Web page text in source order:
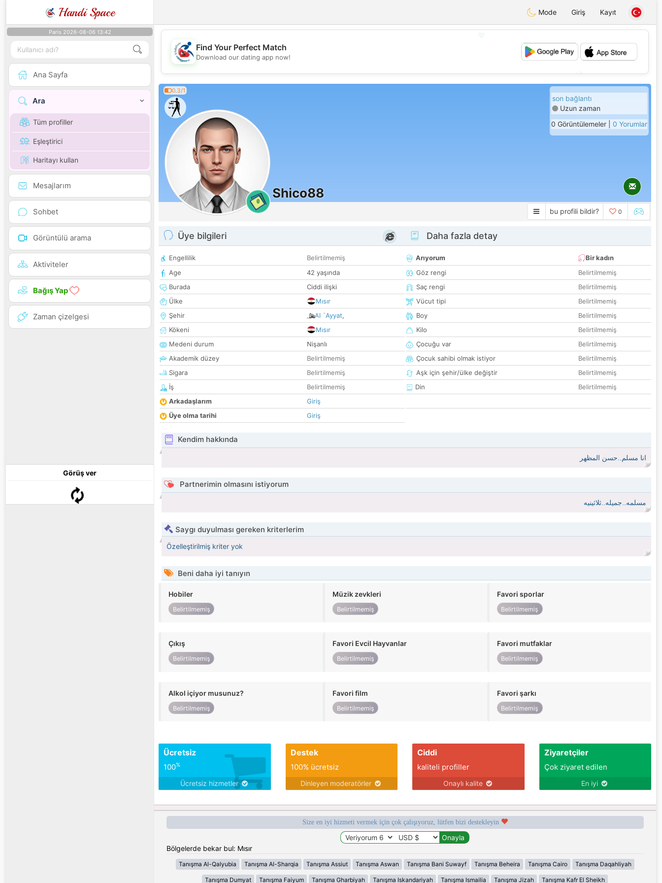
Handi Space Mode Giriş Kayıt
Paris 2026-08-06 13:42
Ana Sayfa
Ara
Tüm profiller
Eşleştirici
Haritayı kullan
Mesajlarım
Sohbet
Görüntülü arama
Aktiviteler
Bağış Yap
Zaman çizelgesi
Görüş ver
💖
💕
Find Your Perfect Match
Download our dating app now!
0.3/1
0
Shico88
son bağlantı
Uzun zaman
0 Görüntülemeler | 0 Yorumlar
bu profili bildir? 0
Üye bilgileri
Engellilik
Belirtilmemiş
Age
42 yaşında
Burada
Ciddi ilişki
Ülke
Mısır
Şehir
Al `Ayyat,
Kökeni
Mısır
Medeni durum
Nişanlı
Akademik düzey
Belirtilmemiş
Sigara
Belirtilmemiş
İş
Belirtilmemiş
Arkadaşlarım
Giriş
Üye olma tarihi
Giriş
Daha fazla detay
Arıyorum
Bir kadın
Göz rengi
Belirtilmemiş
Saç rengi
Belirtilmemiş
Vücut tipi
Belirtilmemiş
Boy
Belirtilmemiş
Kilo
Belirtilmemiş
Çocuğu var
Belirtilmemiş
Çocuk sahibi olmak istiyor
Belirtilmemiş
Aşk için şehir/ülke değiştir
Belirtilmemiş
Din
Belirtilmemiş
Kendim hakkında
انا مسلم..حسن المظهر
Partnerimin olmasını istiyorum
مسلمه..جميله..ثلاثينيه
Saygı duyulması gereken kriterlerim
Özelleştirilmiş kriter yok
Beni daha iyi tanıyın
Hobiler
Belirtilmemiş
Müzik zevkleri
Belirtilmemiş
Favori sporlar
Belirtilmemiş
Çıkış
Belirtilmemiş
Favori Evcil Hayvanlar
Belirtilmemiş
Favori mutfaklar
Belirtilmemiş
Alkol içiyor musunuz?
Belirtilmemiş
Favori film
Belirtilmemiş
Favori şarkı
Belirtilmemiş
Ücretsiz
100%
Ücretsiz hizmetler
Destek
100% ücretsiz
Dinleyen moderatörler
Ciddi
kaliteli profiller
Onaylı kalite
Ziyaretçiler
Çok ziyaret edilen
En iyi
Size en iyi hizmeti vermek için çok çalışıyoruz, lütfen bizi destekleyin
Bölgelerde bekar bul: Mısır
Tanışma Al-Qalyubia Tanışma Al-Sharqia Tanışma Assiut Tanışma Aswan Tanışma Bani Suwayf Tanışma Beheira Tanışma Cairo Tanışma Daqahliyah
Tanışma Dumyat Tanışma Faiyum Tanışma Gharbiyah Tanışma Iskandariyah Tanışma Ismailia Tanışma Jizah Tanışma Kafr El Sheikh